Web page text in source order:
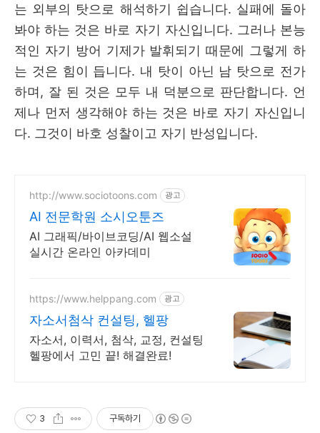
는 외부의 탓으로 해석하기 쉽습니다. 실패에 돌아
봐야 하는 것은 바로 자기 자신입니다. 그러나 본능
적인 자기 방어 기제가 발휘되기 때문에 그렇게 하
는 것은 힘이 듭니다. 내 탓이 아닌 남 탓으로 전가
하며 , 잘 된 것은 모두 내 덕분으로 판단합니다. 언
제나 먼저 생각해야 하는 것은 바로 자기 자신입니
다. 그것이 바호 성찰이고 자기 반성입니다.
http://www.sociotoons.com 광고
AI 전문학원 소시오툰즈
AI 그래픽/바이브코딩/AI 웹소설
실시간 온라인 아카데미
https://www.helppang.com 광고
자소서첨삭 컨설팅, 헬팡
자소서, 이력서, 첨삭, 교정, 컨설팅
헬팡에서 고민 끝! 해결완료!
3 구독하기